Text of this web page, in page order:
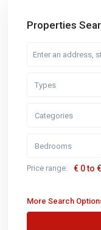
Properties
Types
Categories
Bedrooms
Price range: € 0 to
More Search